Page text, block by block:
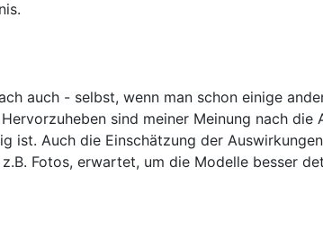
auch - selbst, wenn man schon einige
sind meiner Meinung nach die
Auch die Einschätzung der
Fotos, erwartet, um die Modelle besser